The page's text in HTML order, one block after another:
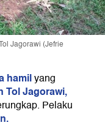
Jagorawi (Jefrie
hamilyang
Tol Jagorawi,
Pelaku